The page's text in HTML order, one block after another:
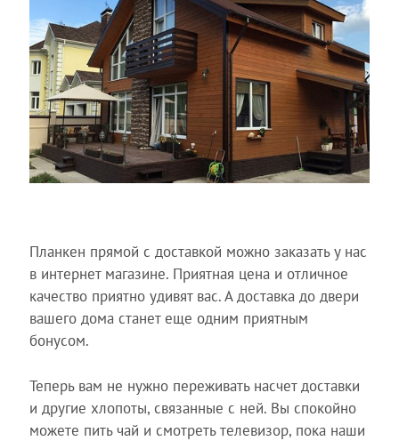
Планкен прямой с доставкой можно заказать у нас
в интернет магазине. Приятная цена и отличное
качество приятно удивят вас. А доставка до двери
вашего дома станет еще одним приятным
бонусом.
Теперь вам не нужно переживать насчет доставки
и другие хлопоты, связанные с ней. Вы спокойно
можете пить чай и смотреть телевизор, пока наши